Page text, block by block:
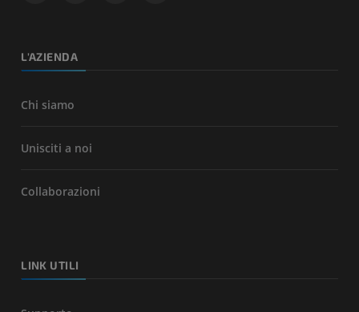
L'AZIENDA
Chi siamo
Unisciti a noi
Collaborazioni
LINK UTILI